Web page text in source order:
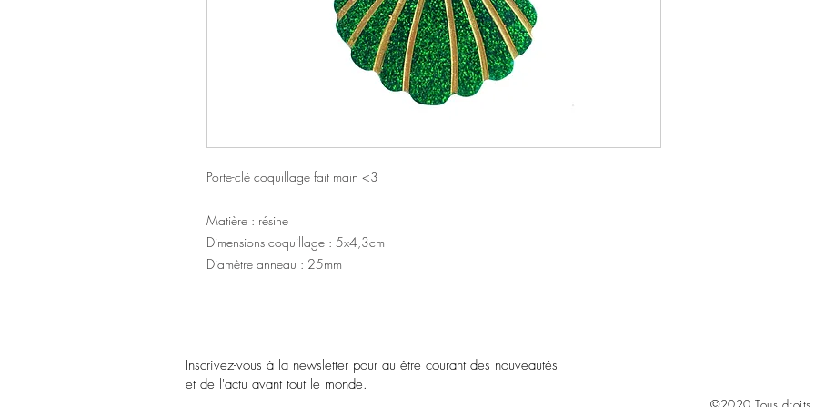
Porte-clé coquillage fait main <3
Matière : résine
Dimensions coquillage : 5x4,3cm
Diamètre anneau : 25mm
Inscrivez-vous à la newsletter pour au être courant des nouveautés
et de l'actu avant tout le monde.